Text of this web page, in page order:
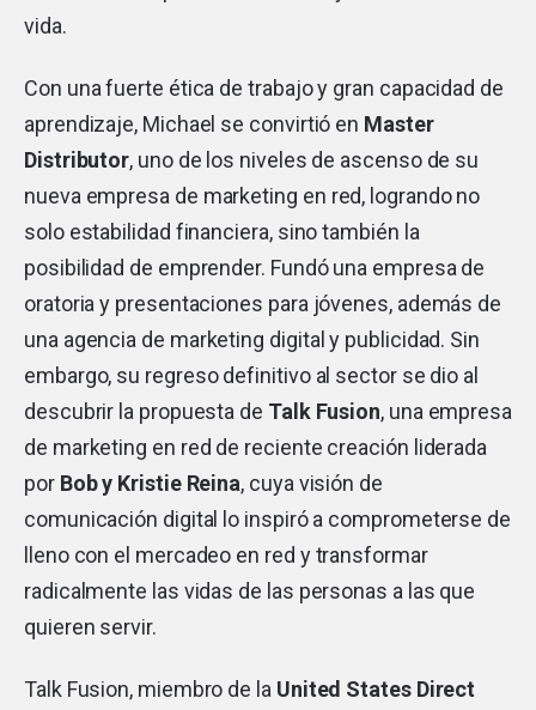
vida.
Con una fuerte ética de trabajo y gran capacidad de
aprendizaje, Michael se convirtió en Master
Distributor, uno de los niveles de ascenso de su
nueva empresa de marketing en red, logrando no
solo estabilidad financiera, sino también la
posibilidad de emprender. Fundó una empresa de
oratoria y presentaciones para jóvenes, además de
una agencia de marketing digital y publicidad. Sin
embargo, su regreso definitivo al sector se dio al
descubrir la propuesta de Talk Fusion, una empresa
de marketing en red de reciente creación liderada
por Bob y Kristie Reina, cuya visión de
comunicación digital lo inspiró a comprometerse de
lleno con el mercadeo en red y transformar
radicalmente las vidas de las personas a las que
quieren servir.
Talk Fusion, miembro de la United States Direct